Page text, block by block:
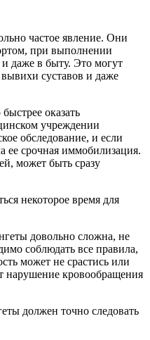
частое явление. Они
при выполнении
даже в быту. Это могут
суставов и даже
оказать
учреждении
обследование, и если
ее срочная иммобилизация.
может быть сразу
некоторое время для
довольно сложна, не
соблюдать все правила,
может не срастись или
нарушение кровообращения
должен точно следовать